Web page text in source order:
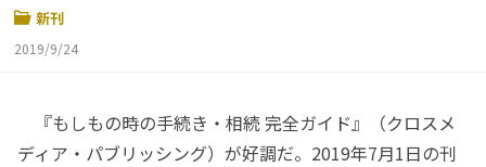
新刊
2019/9/24
『もしもの時の手続き・相続 完全ガイド』（クロスメ
ディア・パブリッシング）が好調だ。2019年7月1日の刊